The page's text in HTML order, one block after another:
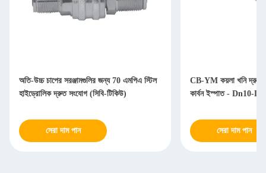
অতি-উচ্চ চাপের সরঞ্জামগুলির জন্য 70 এমপিএ স্টিল
হাইড্রোলিক দ্রুত সংযোগ (সিবি-টিকিউ)
সেরা দাম পান
CB-YM কয়লা খনি দ্রুত
কার্বন ইস্পাত - Dn10-
সেরা দাম পান